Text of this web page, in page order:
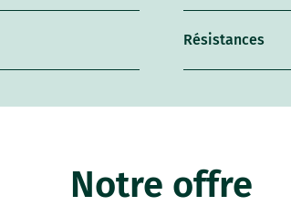
Résistances
Notre offre